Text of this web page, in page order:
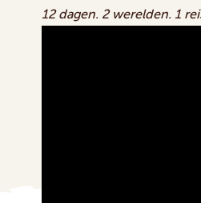
12 dagen. 2 werelden. 1